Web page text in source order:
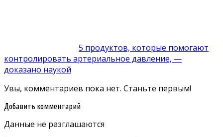
5 продуктов, которые помогают
контролировать артериальное давление, —
доказано наукой
Увы, комментариев пока нет. Станьте первым!
Добавить комментарий
Данные не разглашаются